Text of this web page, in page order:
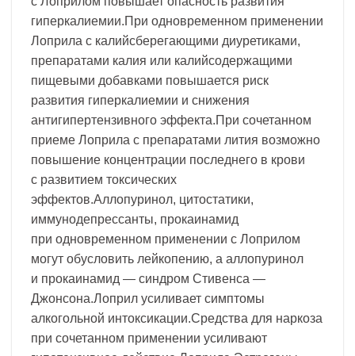
гиперкалиемии.При одновременном применении
Лоприла с калийсберегающими диуретиками,
препаратами калия или калийсодержащими
пищевыми добавками повышается риск
развития гиперкалиемии и снижения
антигипертензивного эффекта.При сочетанном
приеме Лоприла с препаратами лития возможно
повышение концентрации последнего в крови
с развитием токсических
эффектов.Аллопуринол, цитостатики,
иммунодепрессанты, прокаинамид
при одновременном применении с Лоприлом
могут обусловить лейкопению, а аллопуринол
и прокаинамид — синдром Стивенса —
Джонсона.Лоприл усиливает симптомы
алкогольной интоксикации.Средства для наркоза
при сочетанном применении усиливают